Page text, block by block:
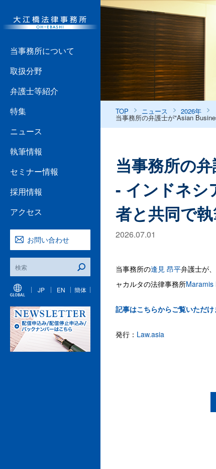
当事務所について
取扱分野
弁護士等紹介
特集
ニュース
執筆情報
セミナー情報
採用情報
アクセス
お問い合わせ
JP EN 簡体
TOP ニュース 2026年
当事務所の弁護士が"Asian
当事務所の
- インドネシ
者と共同で
2026.07.01
当事務所の逢見 昂平弁護士が
ャカルタの法律事務所Maramis
記事はこちらからご覧いただけ
発行： Law.asia